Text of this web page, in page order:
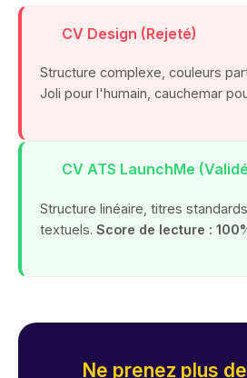
CV Design (Rejeté)
Structure complexe, couleurs
Joli pour l'humain, cauchemar
CV ATS LaunchMe
Structure linéaire, titres
textuels. Score de lecture :
Ne prenez plus